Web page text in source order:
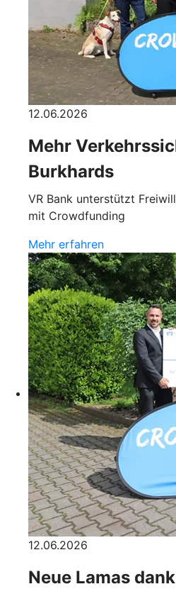
12.06.2026
Mehr
Burkhards
VR Bank unterstützt
mit Crowdfunding
Mehr erfahren
12.06.2026
Neue Lamas